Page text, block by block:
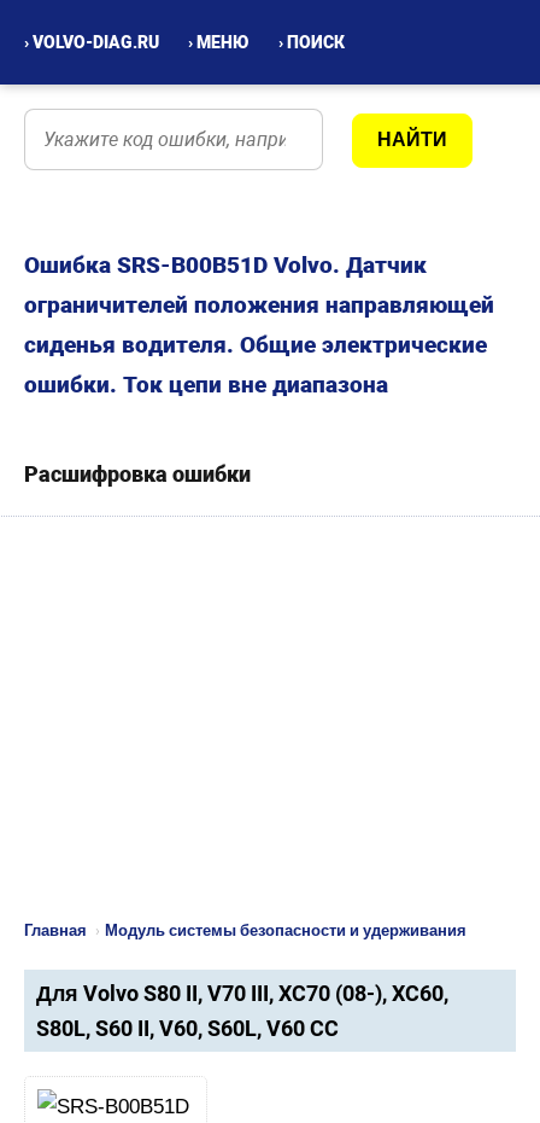
› VOLVO-DIAG.RU › МЕНЮ › ПОИСК
Ошибка SRS-B00B51D Volvo. Датчик
ограничителей положения направляющей
сиденья водителя. Общие электрические
ошибки. Ток цепи вне диапазона
Расшифровка ошибки
Главная › Модуль системы безопасности и удерживания
Для Volvo S80 II, V70 III, XC70 (08-), XC60,
S80L, S60 II, V60, S60L, V60 CC